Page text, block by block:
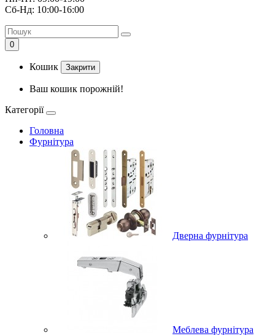
Сб-Нд: 10:00-16:00
0
Кошик Закрити
Ваш кошик порожній!
Категорії
Головна
Фурнітура
Дверна фурнітура
Меблева фурнітура